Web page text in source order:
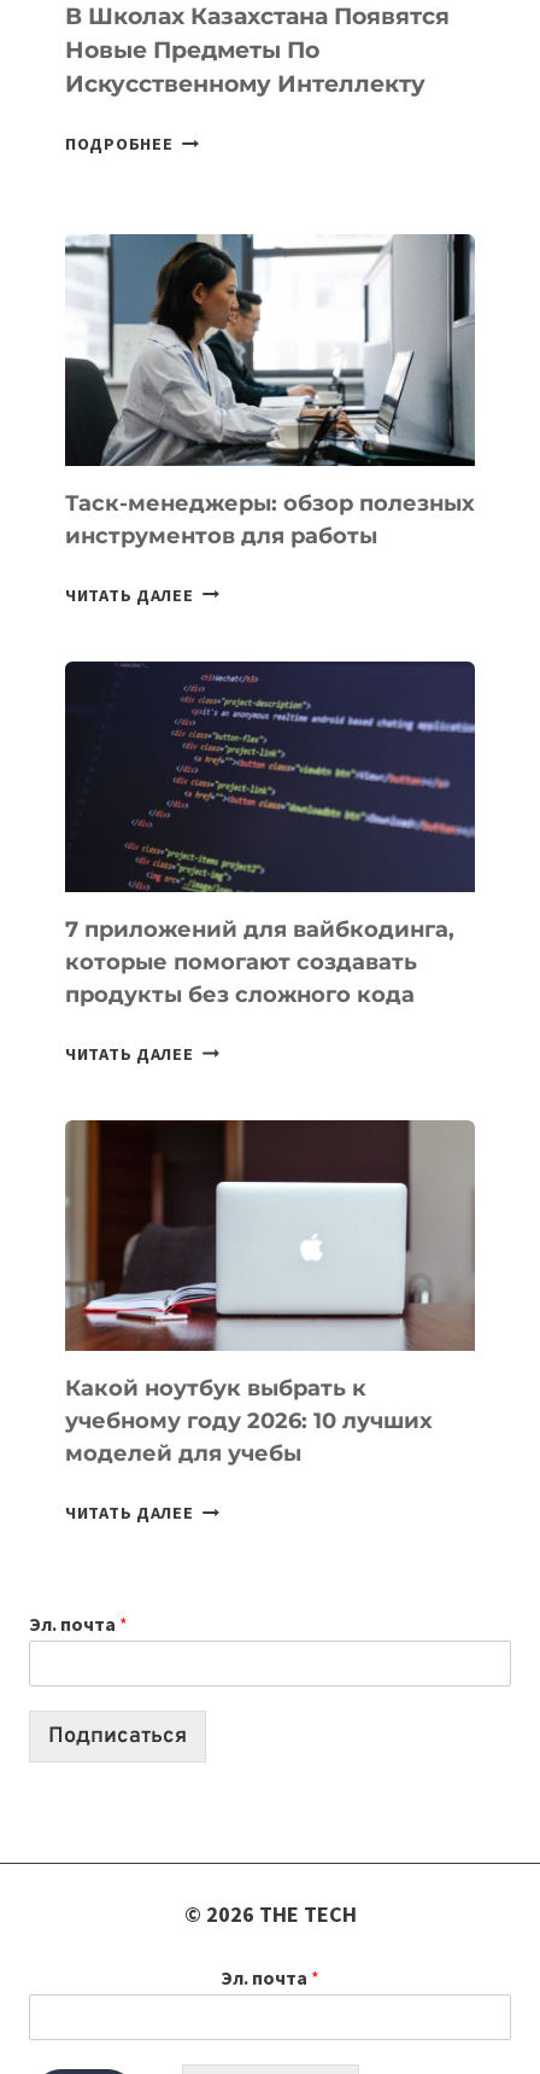
ТЕХНОЛОГИЧЕСКИХ
В Школах Казахстана Появятся
Новые Предметы По
Искусственному Интеллекту
ПОДРОБНЕЕ
НОВЫЕ
ПРЕДМЕТЫ
ПО
ИСКУССТВЕННОМУ
ИНТЕЛЛЕКТУ
Таск-менеджеры: обзор полезных
инструментов для работы
ЧИТАТЬ ДАЛЕЕ ТАСК-
ПОЛЕЗНЫХ
ИНСТРУМЕНТОВ
ДЛЯ
РАБОТЫ
7 приложений для вайбкодинга,
которые помогают создавать
продукты без сложного кода
ЧИТАТЬ ДАЛЕЕ 7
ПОМОГАЮТ
СОЗДАВАТЬ
БЕЗ
СЛОЖНОГО
КОДА
Какой ноутбук выбрать к
учебному году 2026: 10 лучших
моделей для учебы
ЧИТАТЬ ДАЛЕЕ КАКОЙ
2026:
10
Эл. почта *
Подписаться
© 2026 THE TECH
Эл. почта *